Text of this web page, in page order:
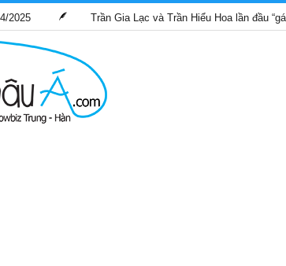
Trần Gia Lạc và Trần Hiểu Hoa lần đầu “gánh”